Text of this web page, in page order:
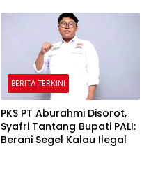
hingga Baksos Gratis
BERITA TERKINI
PKS PT Aburahmi Disorot,
Syafri Tantang Bupati PALI:
Berani Segel Kalau Ilegal